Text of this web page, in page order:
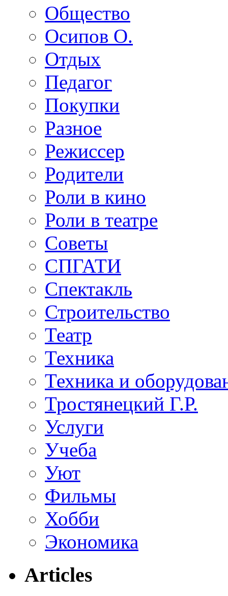
Общество
Осипов О.
Отдых
Педагог
Покупки
Разное
Режиссер
Родители
Роли в кино
Роли в театре
Советы
СПГАТИ
Спектакль
Строительство
Театр
Техника
Техника и
Тростянецкий Г.Р.
Услуги
Учеба
Уют
Фильмы
Хобби
Экономика
Articles